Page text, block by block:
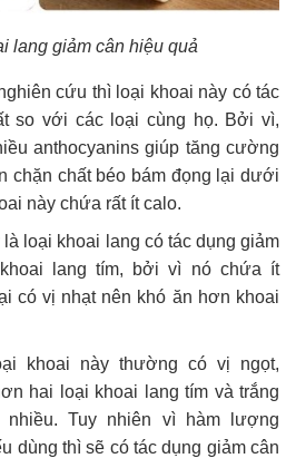
lang giảm cân hiệu quả
cứu thì loại khoai này có tác
so với các loại cùng họ. Bởi vì,
anthocyanins giúp tăng cường
chặn chất béo bám đọng lại dưới
này chứa rất ít calo.
loại khoai lang có tác dụng giảm
lang tím, bởi vì nó chứa ít
có vị nhạt nên khó ăn hơn khoai
khoai này thường có vị ngọt,
hai loại khoai lang tím và trắng
Tuy nhiên vì hàm lượng
dùng thì sẽ có tác dụng giảm cân